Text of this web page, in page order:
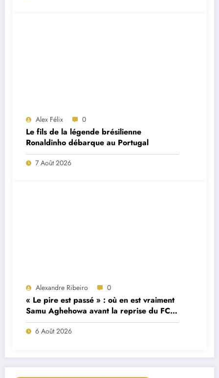
Alex Félix 0
Le fils de la légende brésilienne
Ronaldinho débarque au Portugal
7 Août 2026
Alexandre Ribeiro 0
« Le pire est passé » : où en est vraiment
Samu Aghehowa avant la reprise du FC
Porto ?
6 Août 2026